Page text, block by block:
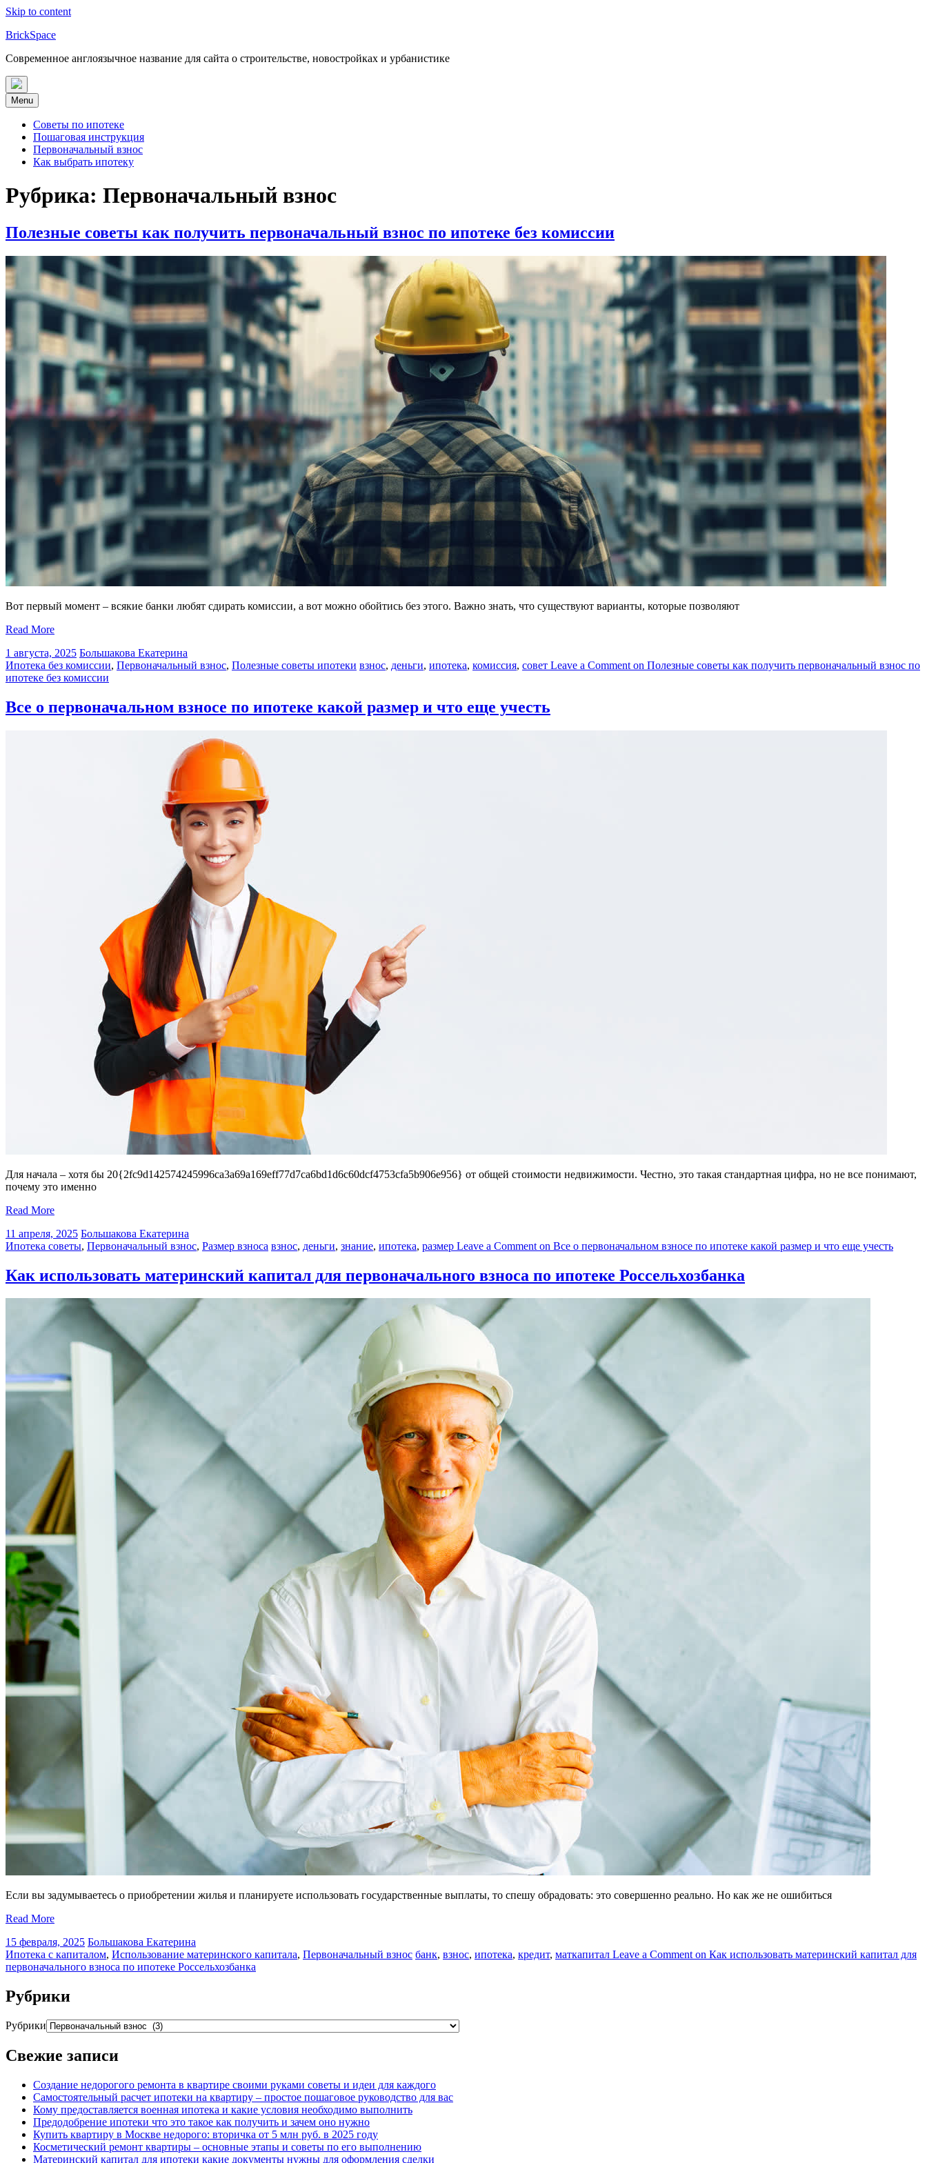
Skip to content
BrickSpace
Современное англоязычное название для сайта о строительстве, новостройках и урбанистике
Menu
Советы по ипотеке
Пошаговая инструкция
Первоначальный взнос
Как выбрать ипотеку
Рубрика: Первоначальный взнос
Полезные советы как получить первоначальный взнос по ипотеке без комиссии
Вот первый момент – всякие банки любят сдирать комиссии, а вот можно обойтись без этого. Важно знать, что существуют варианты, которые позволяют
Read More
1 августа, 2025 Большакова Екатерина
Ипотека без комиссии, Первоначальный взнос, Полезные советы ипотеки взнос, деньги, ипотека, комиссия, совет Leave a Comment on Полезные советы как получить первоначальный взнос по
ипотеке без комиссии
Все о первоначальном взносе по ипотеке какой размер и что еще учесть
Для начала – хотя бы 20{2fc9d142574245996ca3a69a169eff77d7ca6bd1d6c60dcf4753cfa5b906e956} от общей стоимости недвижимости. Честно, это такая стандартная цифра, но не все понимают,
почему это именно
Read More
11 апреля, 2025 Большакова Екатерина
Ипотека советы, Первоначальный взнос, Размер взноса взнос, деньги, знание, ипотека, размер Leave a Comment on Все о первоначальном взносе по ипотеке какой размер и что еще учесть
Как использовать материнский капитал для первоначального взноса по ипотеке Россельхозбанка
Если вы задумываетесь о приобретении жилья и планируете использовать государственные выплаты, то спешу обрадовать: это совершенно реально. Но как же не ошибиться
Read More
15 февраля, 2025 Большакова Екатерина
Ипотека с капиталом, Использование материнского капитала, Первоначальный взнос банк, взнос, ипотека, кредит, маткапитал Leave a Commenton Как использовать материнский капитал для
первоначального взноса по ипотеке Россельхозбанка
Рубрики
Рубрики
Свежие записи
Создание недорогого ремонта в квартире своими руками советы и идеи для каждого
Самостоятельный расчет ипотеки на квартиру – простое пошаговое руководство для вас
Кому предоставляется военная ипотека и какие условия необходимо выполнить
Предодобрение ипотеки что это такое как получить и зачем оно нужно
Купить квартиру в Москве недорого: вторичка от 5 млн руб. в 2025 году
Косметический ремонт квартиры – основные этапы и советы по его выполнению
Материнский капитал для ипотеки какие документы нужны для оформления сделки